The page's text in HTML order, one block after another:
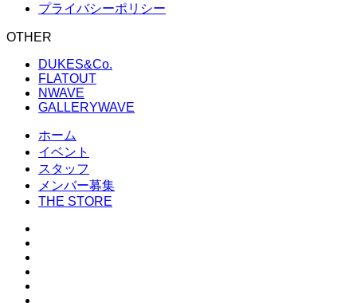
プライバシーポリシー
OTHER
DUKES&Co.
FLATOUT
NWAVE
GALLERYWAVE
ホーム
イベント
スタッフ
メンバー募集
THE STORE